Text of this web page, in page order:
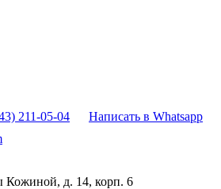
211-05-04
Написать в Whatsapp
Кожиной, д. 14, корп. 6